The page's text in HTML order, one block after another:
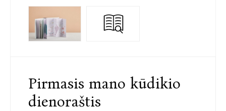
Pirmasis mano kūdikio
dienoraštis